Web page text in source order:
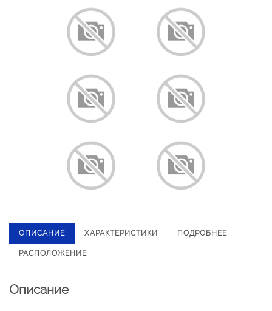
ОПИСАНИЕ ХАРАКТЕРИСТИКИ ПОДРОБНЕЕ
РАСПОЛОЖЕНИЕ
Описание